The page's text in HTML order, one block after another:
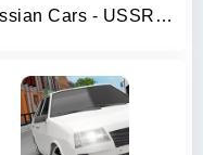
Russian Cars - USSR Version